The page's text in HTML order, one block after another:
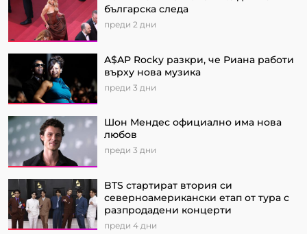
българска следа
преди 2 дни
A$AP Rocky разкри, че Риана работи
върху нова музика
преди 3 дни
Шон Мендес официално има нова
любов
преди 3 дни
BTS стартират втория си
северноамерикански етап от турa с
разпродадени концерти
преди 4 дни